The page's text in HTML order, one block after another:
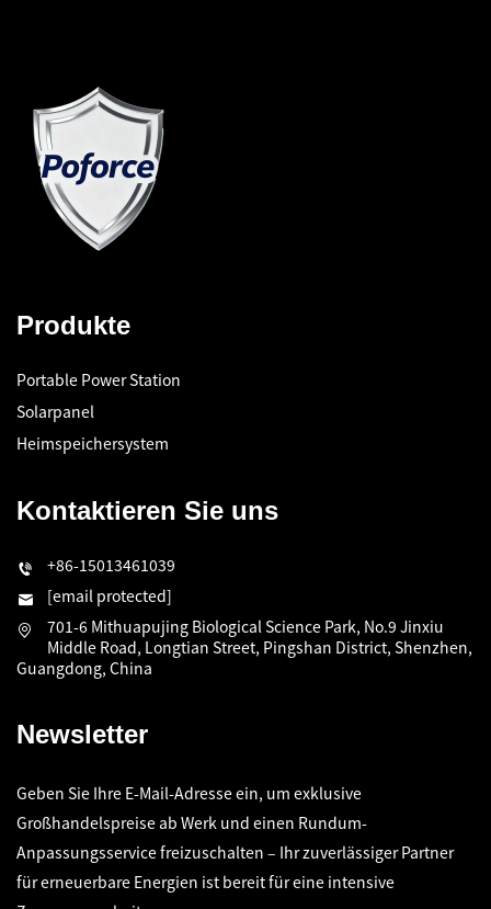
Produkte
Portable Power Station
Solarpanel
Heimspeichersystem
Kontaktieren Sie uns
+86-15013461039
[email protected]
701-6 Mithuapujing Biological Science Park, No.9 Jinxiu
Middle Road, Longtian Street, Pingshan District, Shenzhen,
Guangdong, China
Newsletter
Geben Sie Ihre E-Mail-Adresse ein, um exklusive
Großhandelspreise ab Werk und einen Rundum-
Anpassungsservice freizuschalten – Ihr zuverlässiger Partner
für erneuerbare Energien ist bereit für eine intensive